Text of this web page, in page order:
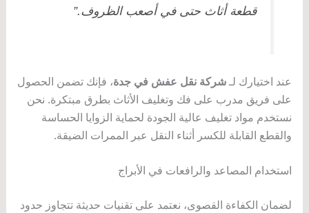
قطعة أثاث حتى في أصعب الظروف.”
عند اختيارك لـ شركة نقل عفش في جدة، فإنك تضمن الحصول
على فريق مدرب على فك وتغليف الأثاث بطرق مبتكرة. نحن
نستخدم مواد تغليف عالية الجودة لحماية الزوايا الحساسة
والقطع القابلة للكسر أثناء النقل عبر الممرات الضيقة.
استخدام المصاعد والرافعات في الأبراج
لضمان الكفاءة القصوى، نعتمد على تقنيات حديثة تتجاوز حدود